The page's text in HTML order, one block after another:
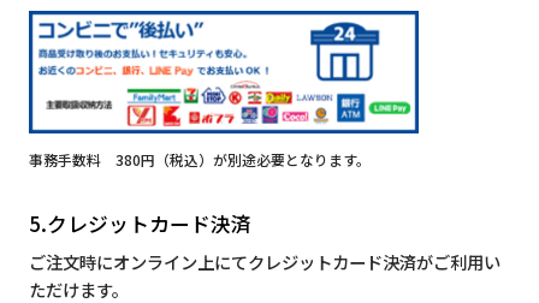
事務手数料 380円（税込）が別途必要となります。
5.クレジットカード決済
ご注文時にオンライン上にてクレジットカード決済がご利用い
ただけます。